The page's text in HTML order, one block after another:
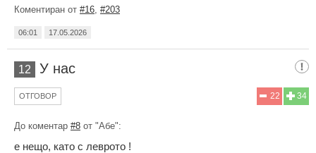
Коментиран от #16 #203
06:01 17.05.2026
12 У нас
34
22
ОТГОВОР
До коментар #8 от "Абе":
е нещо, като с леврото !